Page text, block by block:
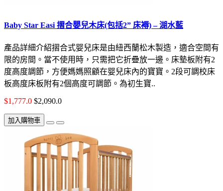
Baby Star Easi 摺合嬰兒木床(包括2” 床褥) – 湖水藍
產品詳細介紹摺合式婴兒床是由紐西蘭松木製造，適合空間有
限的房間。當不使用時，只需把它折疊放一邊。床墊板附有2
度高度調節，方便媽媽照顧在婴兒床內的寶寶。2段可調校床
板高度床板附有2個高度可調節。為初生寶..
$1,777.0 $2,090.0
加入購物車